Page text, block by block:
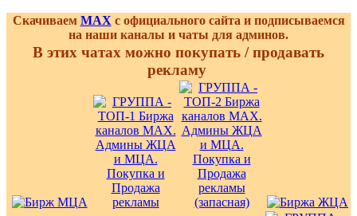
Скачиваем MAX с официального сайта и подписываемся
на наши каналы и чаты для админов.
В этих чатах можно покупать / продавать
рекламу